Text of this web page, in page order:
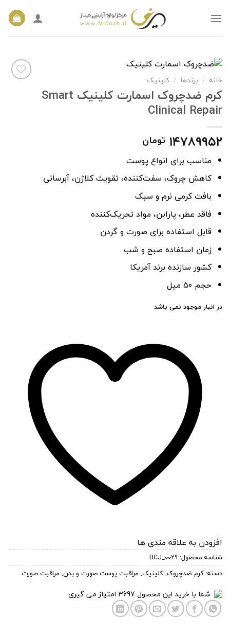
خانه / برندها / کلینیک
کرم ضدچروک اسمارت کلینیک Smart
Clinical Repair
۱۴۷۸۹۹۵۲ تومان
مناسب برای انواع پوست
کاهش چروک، سفت‌کننده، تقویت کلاژن، آبرسانی
بافت کرمی نرم و سبک
فاقد عطر، پارابن، مواد تحریک‌کننده
قابل استفاده برای صورت و گردن
زمان استفاده صبح و شب
کشور سازنده برند آمریکا
حجم ۵۰ میل
در انبار موجود نمی باشد
افزودن به علاقه مندی ها
شناسه محصول: BCJ_0029
دسته: کرم ضدچروک,کلینیک, مراقبت پوست صورت و بدن, مراقبت صورت
شما با خرید این محصول 3697 امتیاز می گیری